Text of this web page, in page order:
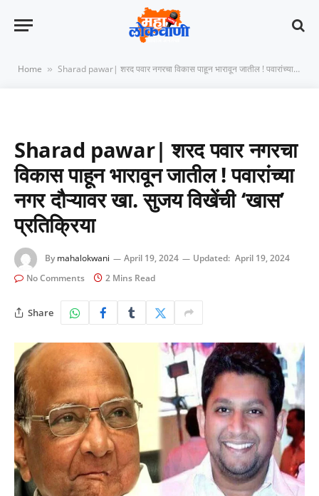
Home » Sharad pawar| शरद पवार नगरचा विकास पाहून भारावून जातील ! पवारांच्या नगर दौऱ्यावर खा. सुजय विखेंची ‘खास’ प्रतिक्रिया
Sharad pawar| शरद पवार नगरचा
विकास पाहून भारावून जातील ! पवारांच्या
नगर दौऱ्यावर खा. सुजय विखेंची ‘खास’
प्रतिक्रिया
By mahalokwani April 19, 2024 Updated: April 19, 2024
No Comments
2 Mins Read
Share